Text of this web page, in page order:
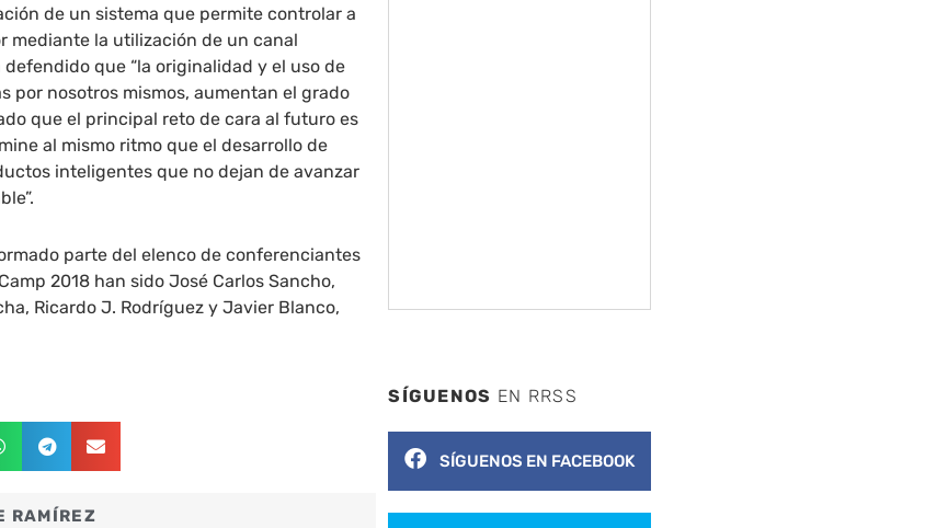
de un sistema que permite controlar a
mediante la utilización de un canal
que “la originalidad y el uso de
por nosotros mismos, aumentan el grado
que el principal reto de cara al futuro es
al mismo ritmo que el desarrollo de
inteligentes que no dejan de avanzar
parte del elenco de conferenciantes
2018 han sido José Carlos Sancho,
Ricardo J. Rodríguez y Javier Blanco,
RAMÍREZ
SÍGUENOS EN RRSS
SÍGUENOS EN FACEBOOK